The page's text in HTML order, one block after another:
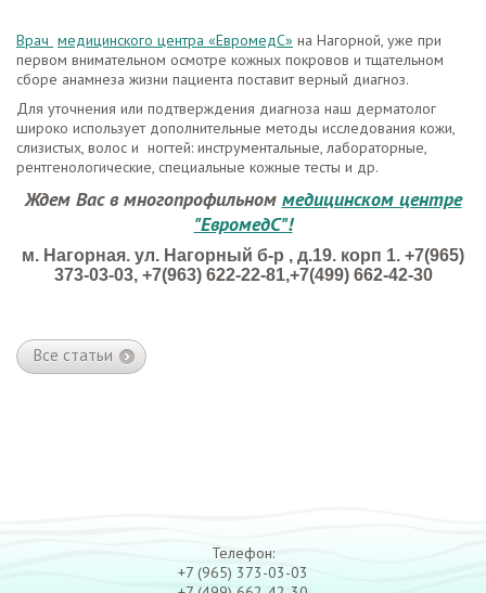
Врач медицинского центра «ЕвромедС» на Нагорной, уже при
первом внимательном осмотре кожных покровов и тщательном
сборе анамнеза жизни пациента поставит верный диагноз.
Для уточнения или подтверждения диагноза наш дерматолог
широко использует дополнительные методы исследования кожи,
слизистых, волос и ногтей: инструментальные, лабораторные,
рентгенологические, специальные кожные тесты и др.
Ждем Вас в многопрофильном медицинском центре
"ЕвромедС"!
м. Нагорная. ул. Нагорный б-р , д.19. корп 1. +7(965)
373-03-03, +7(963) 622-22-81,+7(499) 662-42-30
Все статьи
Телефон:
+7 (965) 373-03-03